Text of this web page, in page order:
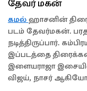
தேவர் மகன்
கமல் ஹாசனின்
படம் தேவர்மகன்.
நடித்திருப்பார்.
இப்படத்தை
இளையராஜா
விஜய், நாசர்